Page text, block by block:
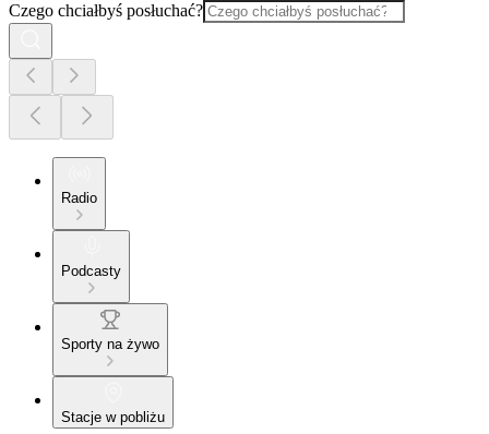
Czego chciałbyś posłuchać?
Radio
Podcasty
Sporty na żywo
Stacje w pobliżu